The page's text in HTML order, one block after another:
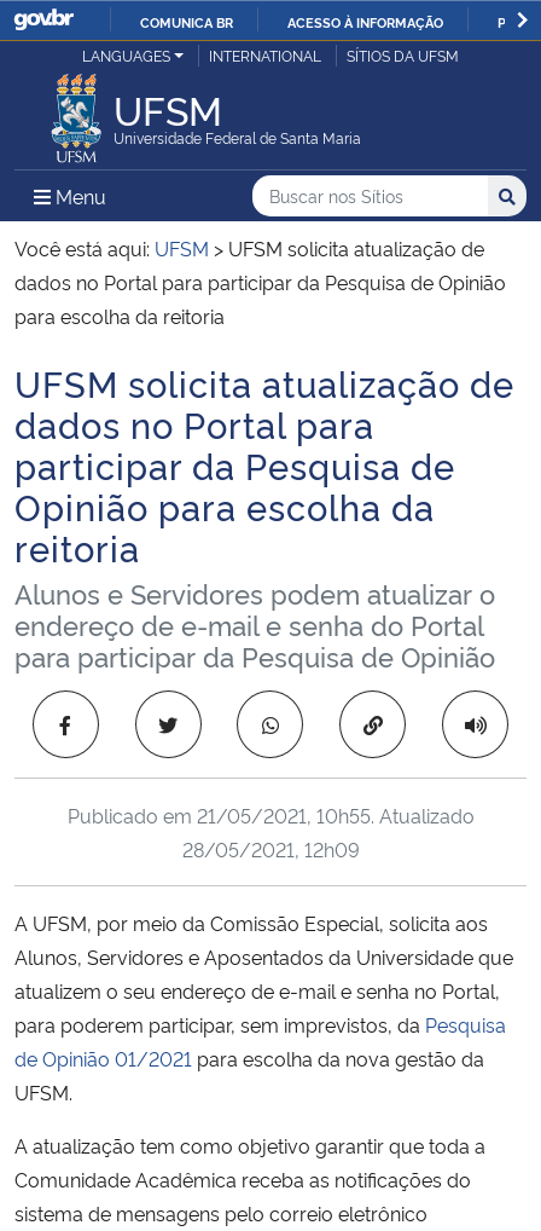
IR
COMUNICA BR ACESSO À INFORMAÇÃO
Ministério da Justiça e Segurança Pública
Ministério da Defesa
Ministério das Relações Exteriores
Ministério da Economia
Ministério da Infraestrutura
Ministério da Agricultura, Pecuária e Abastecimento
Ministério da Educação
Ministério da Cidadania
Ministério da Saúde
Ministério de Minas e Energia
Ministério da Ciência, Tecnologia, Inovações e Comunicações
Ministério do Meio Ambiente
Ministério do Turismo
Ministério do Desenvolvimento Regional
Ministério da Mulher, da Família e dos Direitos Humanos
Secretaria-Geral
Secretaria de Governo
LANGUAGES INTERNATIONAL SÍTIOS DA UFSM
UFSM
Universidade Federal de Santa Maria
Menu Menu Principal do Sítio
Busca
Buscar no nos Sítios
Busca:
Você está aqui: UFSM > UFSM solicita atualização de
dados no Portal para participar da Pesquisa de Opinião
para escolha da reitoria
Início do conteúdo
UFSM solicita atualização de
dados no Portal para
participar da Pesquisa de
Opinião para escolha da
reitoria
Alunos e Servidores podem atualizar o
endereço de e-mail e senha do Portal
para participar da Pesquisa de Opinião
Copiar para área
Publicado em 21/05/2021, 10h55. Atualizado
28/05/2021, 12h09
A UFSM, por meio da Comissão Especial, solicita aos
Alunos, Servidores e Aposentados da Universidade que
atualizem o seu endereço de e-mail e senha no Portal,
para poderem participar, sem imprevistos, da Pesquisa
de Opinião 01/2021 para escolha da nova gestão da
UFSM.
A atualização tem como objetivo garantir que toda a
Comunidade Acadêmica receba as notificações do
sistema de mensagens pelo correio eletrônico